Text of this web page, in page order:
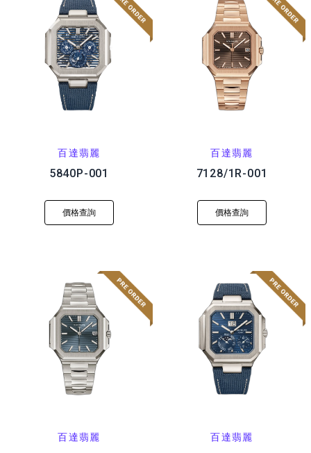
百達翡麗
5840P-001
價格查詢
百達翡麗
7128/1R-001
價格查詢
百達翡麗 百達翡麗